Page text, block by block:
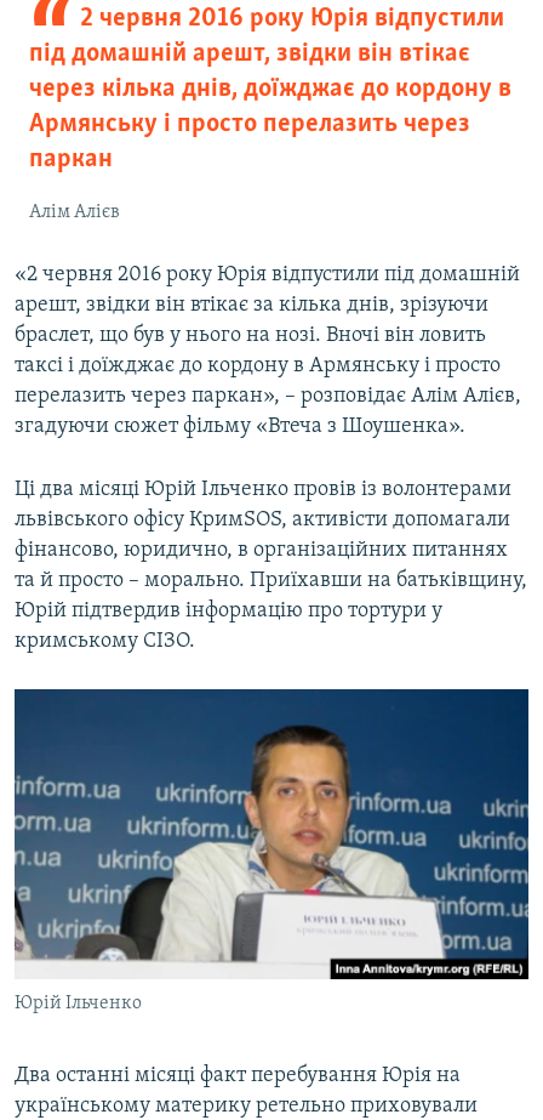
2 червня 2016 року Юрія відпустили
під домашній арешт, звідки він втікає
через кілька днів, доїжджає до кордону в
Армянську і просто перелазить через
паркан
Алім Алієв
«2 червня 2016 року Юрія відпустили під домашній
арешт, звідки він втікає за кілька днів, зрізуючи
браслет, що був у нього на нозі. Вночі він ловить
таксі і доїжджає до кордону в Армянську і просто
перелазить через паркан», – розповідає Алім Алієв,
згадуючи сюжет фільму «Втеча з Шоушенка».
Ці два місяці Юрій Ільченко провів із волонтерами
львівського офісу КримSOS, активісти допомагали
фінансово, юридично, в організаційних питаннях
та й просто – морально. Приїхавши на батьківщину,
Юрій підтвердив інформацію про тортури у
кримському СІЗО.
Юрій Ільченко
Два останні місяці факт перебування Юрія на
українському материку ретельно приховували